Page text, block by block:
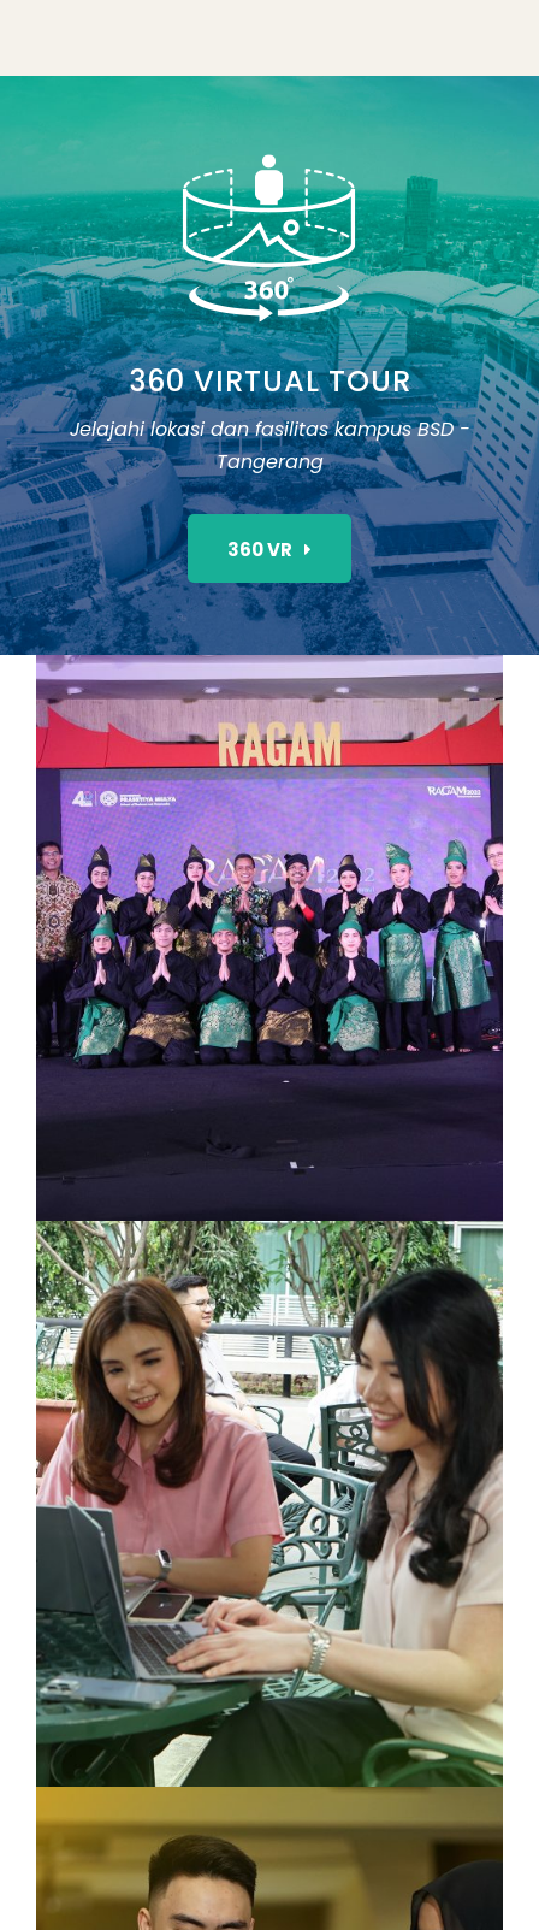
360 VIRTUAL TOUR
Jelajahi lokasi dan fasilitas kampus BSD -
Tangerang
360 VR